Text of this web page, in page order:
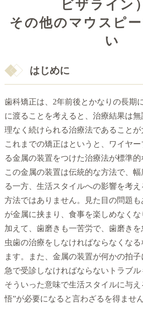
ビザライン
その他のマウスピ
い
はじめに
歯科矯正は、2年前後とかなりの長期
に渡ることを考えると、治療結果は
理なく続けられる治療法であることが
これまでの矯正はというと、ワイヤ
る金属の装置をつけた治療法が標準的
この金属の装置は伝統的な方法で、
る一方、生活スタイルへの影響を考
方法ではありません。見た目の問題
が金属に挟まり、食事を楽しめなくな
加えて、歯磨きも一苦労で、歯磨き
虫歯の治療をしなければならなくな
ます。また、金属の装置が何かの拍
急で受診しなければならないトラブル
そういった意味で生活スタイルに与
悟”が必要になると言わざるを得ません